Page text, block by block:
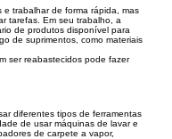
trabalhar de forma rápida, mas
tarefas. Em seu trabalho, a
de produtos disponível para
de suprimentos, como materiais
ser reabastecidos pode fazer
diferentes tipos de ferramentas
de usar máquinas de lavar e
de carpete a vapor,